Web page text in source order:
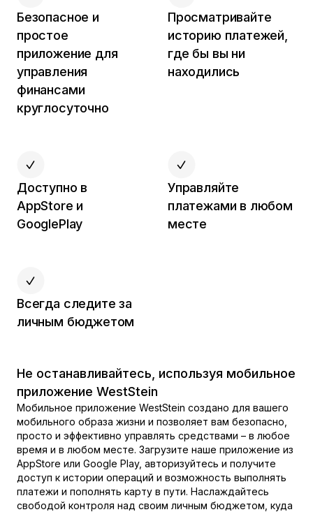
Безопасное и
простое
приложение для
управления
финансами
круглосуточно
Просматривайте
историю платежей,
где бы вы ни
находились
Доступно в
AppStore и
GooglePlay
Управляйте
платежами в любом
месте
Всегда следите за
личным бюджетом
Не останавливайтесь, используя мобильное
приложение WestStein
Мобильное приложение WestStein создано для вашего
мобильного образа жизни и позволяет вам безопасно,
просто и эффективно управлять средствами – в любое
время и в любом месте. Загрузите наше приложение из
AppStore или Google Play, авторизуйтесь и получите
доступ к истории операций и возможность выполнять
платежи и пополнять карту в пути. Наслаждайтесь
свободой контроля над своим личным бюджетом, куда